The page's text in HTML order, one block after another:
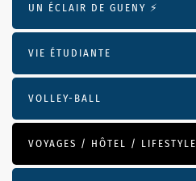
UN ÉCLAIR DE GUENY ⚡️
VIE ÉTUDIANTE
VOLLEY-BALL
VOYAGES / HÔTEL / LIFESTYLE